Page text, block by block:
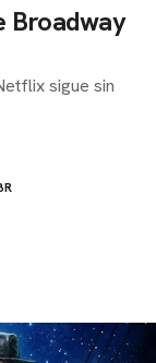
Broadway
sigue sin